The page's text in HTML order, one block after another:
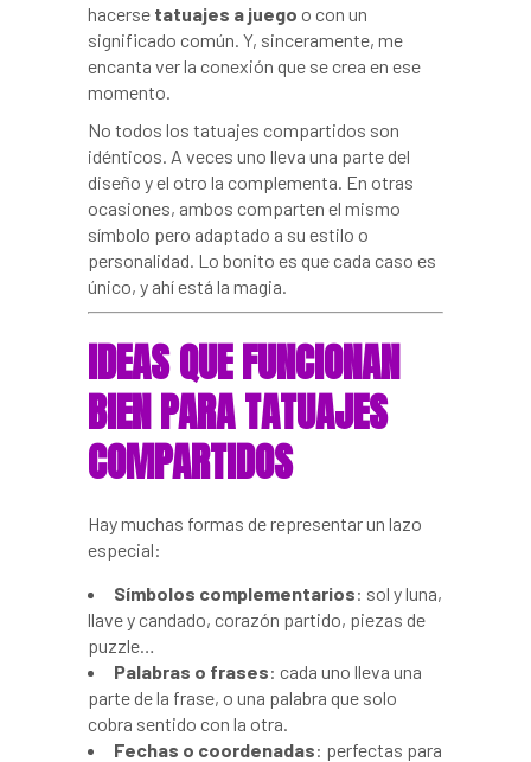
hacerse tatuajes a juego o con un
significado común. Y, sinceramente, me
encanta ver la conexión que se crea en ese
momento.
No todos los tatuajes compartidos son
idénticos. A veces uno lleva una parte del
diseño y el otro la complementa. En otras
ocasiones, ambos comparten el mismo
símbolo pero adaptado a su estilo o
personalidad. Lo bonito es que cada caso es
único, y ahí está la magia.
IDEAS QUE FUNCIONAN
BIEN PARA TATUAJES
COMPARTIDOS
Hay muchas formas de representar un lazo
especial:
Símbolos complementarios: sol y luna,
llave y candado, corazón partido, piezas de
puzzle…
Palabras o frases: cada uno lleva una
parte de la frase, o una palabra que solo
cobra sentido con la otra.
Fechas o coordenadas: perfectas para